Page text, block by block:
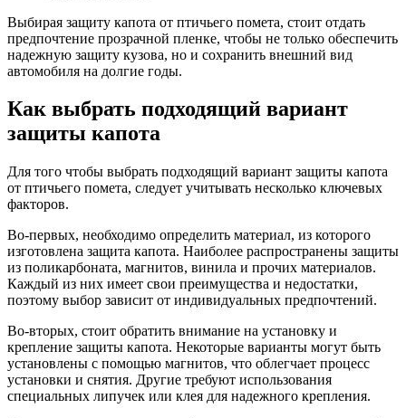
Выбирая защиту капота от птичьего помета, стоит отдать
предпочтение прозрачной пленке, чтобы не только обеспечить
надежную защиту кузова, но и сохранить внешний вид
автомобиля на долгие годы.
Как выбрать подходящий вариант
защиты капота
Для того чтобы выбрать подходящий вариант защиты капота
от птичьего помета, следует учитывать несколько ключевых
факторов.
Во-первых, необходимо определить материал, из которого
изготовлена защита капота. Наиболее распространены защиты
из поликарбоната, магнитов, винила и прочих материалов.
Каждый из них имеет свои преимущества и недостатки,
поэтому выбор зависит от индивидуальных предпочтений.
Во-вторых, стоит обратить внимание на установку и
крепление защиты капота. Некоторые варианты могут быть
установлены с помощью магнитов, что облегчает процесс
установки и снятия. Другие требуют использования
специальных липучек или клея для надежного крепления.